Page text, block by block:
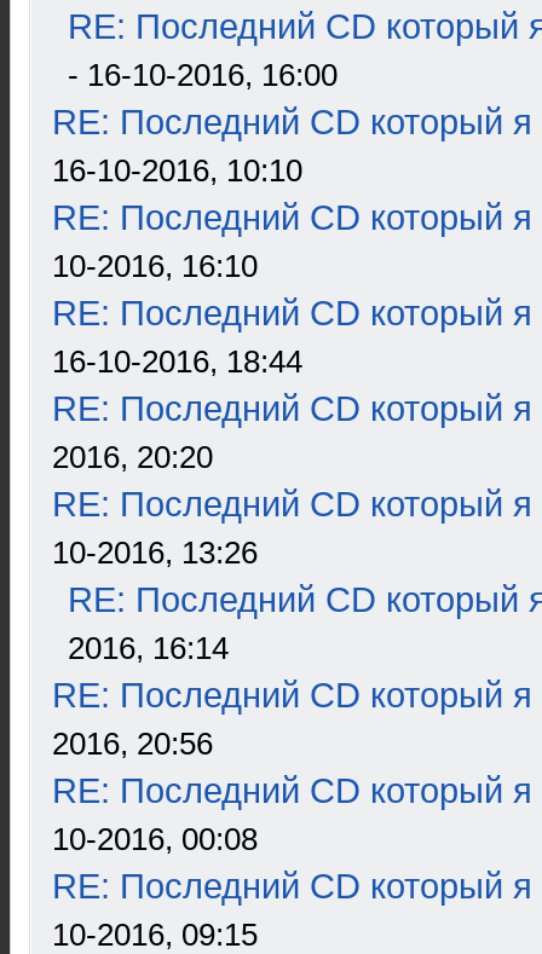
RE: Последний CD который
- 16-10-2016, 16:00
RE: Последний CD который я
16-10-2016, 10:10
RE: Последний CD который я
10-2016, 16:10
RE: Последний CD который я
16-10-2016, 18:44
RE: Последний CD который я
2016, 20:20
RE: Последний CD который я
10-2016, 13:26
RE: Последний CD который
2016, 16:14
RE: Последний CD который я
2016, 20:56
RE: Последний CD который я
10-2016, 00:08
RE: Последний CD который я
10-2016, 09:15